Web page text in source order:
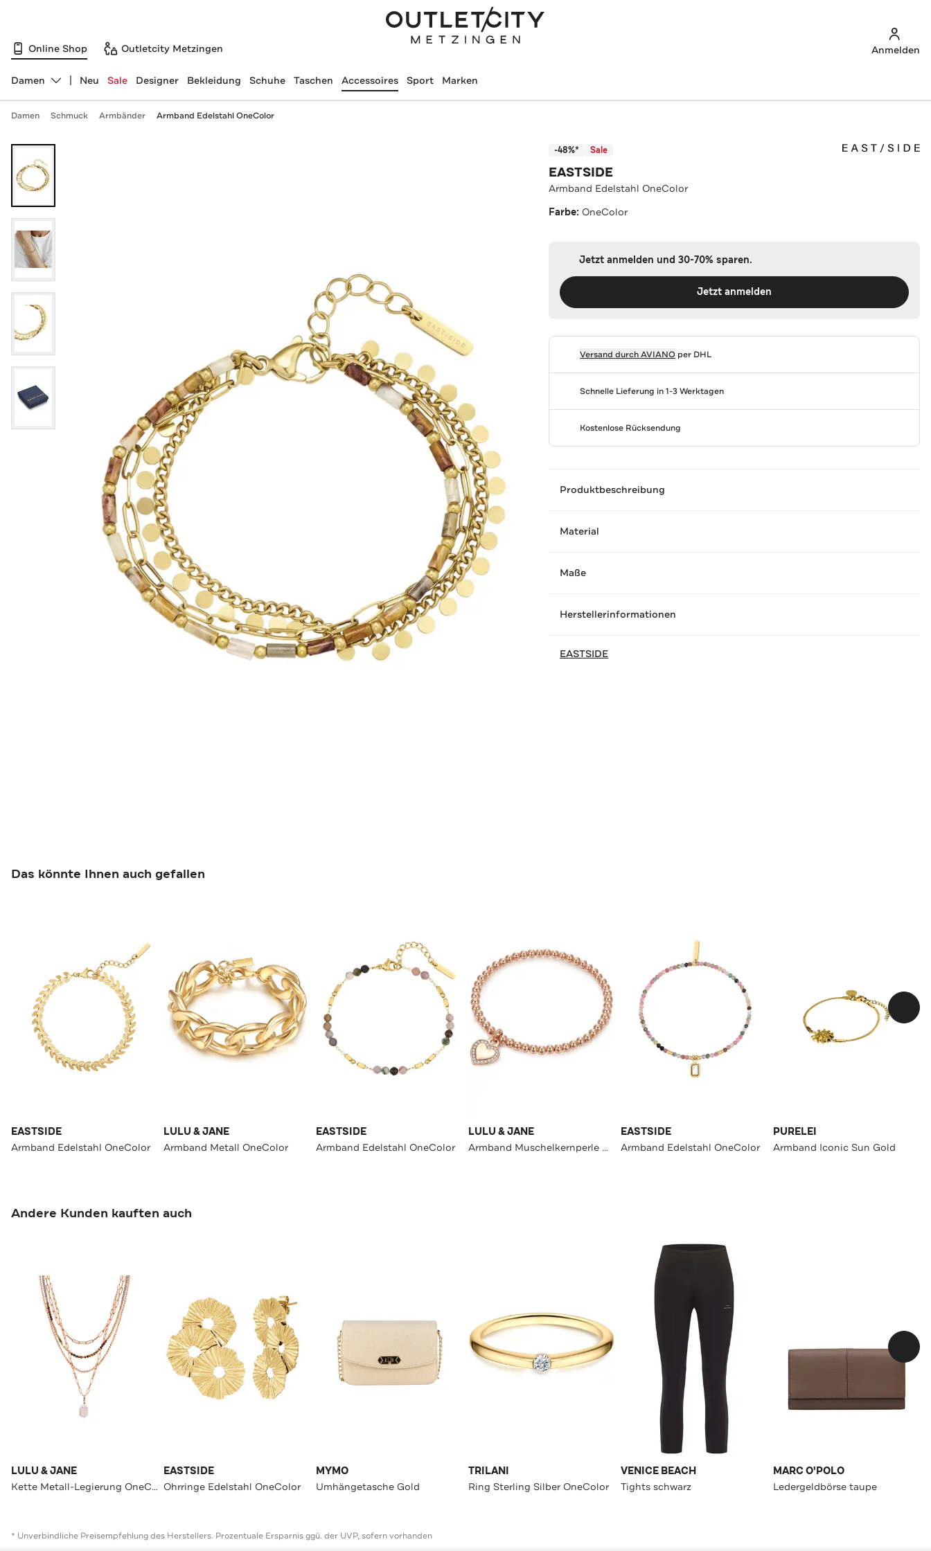
Online Shop Outletcity Metzingen Anmelden
Abteilung ändern, ausgewählt:
Damen Neu Sale Designer Bekleidung Schuhe Taschen Accessoires Sport Marken
Damen Schmuck Armbänder Armband Edelstahl OneColor
-48%* Sale
EASTSIDE
Armband Edelstahl OneColor
Farbe: OneColor
Jetzt anmelden und 30-70% sparen.
Jetzt anmelden
Versand durchAVIANO per DHL
Schnelle Lieferung in 1-3 Werktagen
Kostenlose Rücksendung
Produktbeschreibung
Material
Maße
Herstellerinformationen
EASTSIDE
Das könnte Ihnen auch gefallen
EASTSIDE
Armband Edelstahl OneColor
LULU & JANE
Armband Metall OneColor
EASTSIDE
Armband Edelstahl OneColor
LULU & JANE
Armband Muschelkernperle OneColor
EASTSIDE
Armband Edelstahl OneColor
PURELEI
Armband Iconic Sun Gold
Andere Kunden kauften auch
LULU & JANE
Kette Metall-Legierung OneColor
EASTSIDE
Ohrringe Edelstahl OneColor
MYMO
Umhängetasche Gold
TRILANI
Ring Sterling Silber OneColor
VENICE BEACH
Tights schwarz
MARC O'POLO
Ledergeldbörse taupe
* Unverbindliche Preisempfehlung des Herstellers. Prozentuale Ersparnis ggü. der UVP, sofern vorhanden